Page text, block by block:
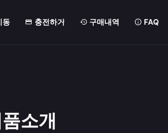
동 충전하기 구매내역 FAQ
소개